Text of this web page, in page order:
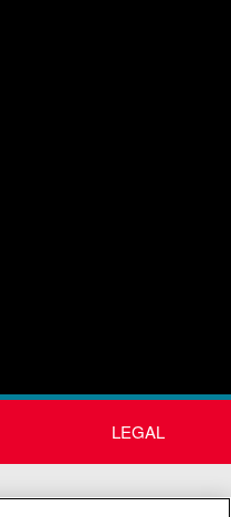
LEGAL